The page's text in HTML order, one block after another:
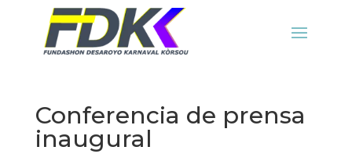
Conferencia de prensa
inaugural